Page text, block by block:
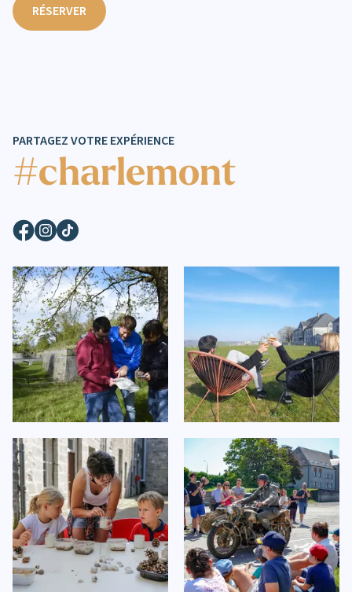
RÉSERVER
PARTAGEZ VOTRE EXPÉRIENCE
#charlemont